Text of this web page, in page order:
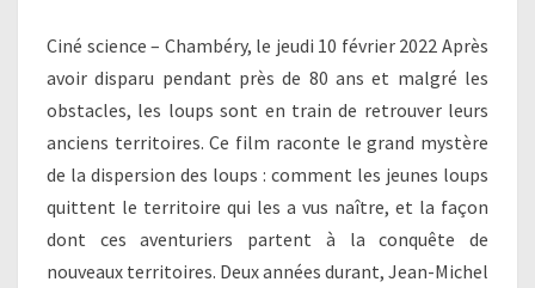
Ciné science – Chambéry, le jeudi 10 février 2022 Après
avoir disparu pendant près de 80 ans et malgré les
obstacles, les loups sont en train de retrouver leurs
anciens territoires. Ce film raconte le grand mystère
de la dispersion des loups : comment les jeunes loups
quittent le territoire qui les a vus naître, et la façon
dont ces aventuriers partent à la conquête de
nouveaux territoires. Deux années durant, Jean-Michel